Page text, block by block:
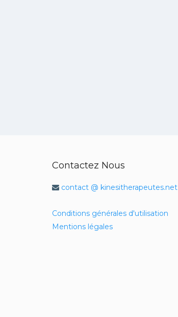
Contactez Nous
contact @ kinesitherapeutes.net
Conditions générales d'utilisation
Mentions légales